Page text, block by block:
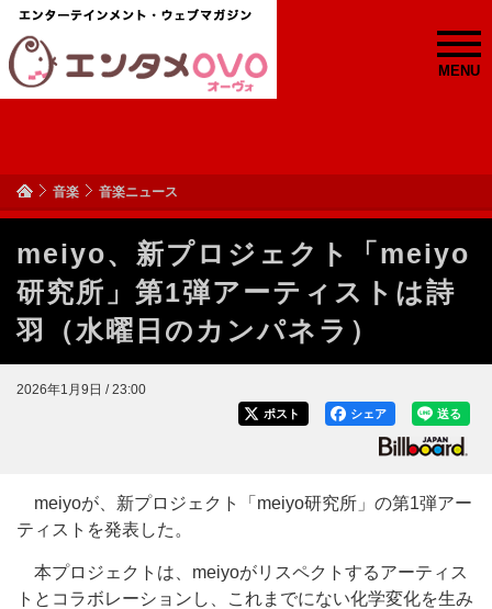
MENU
音楽 音楽ニュース
meiyo、新プロジェクト「meiyo
研究所」第1弾アーティストは詩
羽（水曜日のカンパネラ）
2026年1月9日 / 23:00
送る
シェア
ポスト
meiyoが、新プロジェクト「meiyo研究所」の第1弾アー
ティストを発表した。
本プロジェクトは、meiyoがリスペクトするアーティス
トとコラボレーションし、これまでにない化学変化を生み